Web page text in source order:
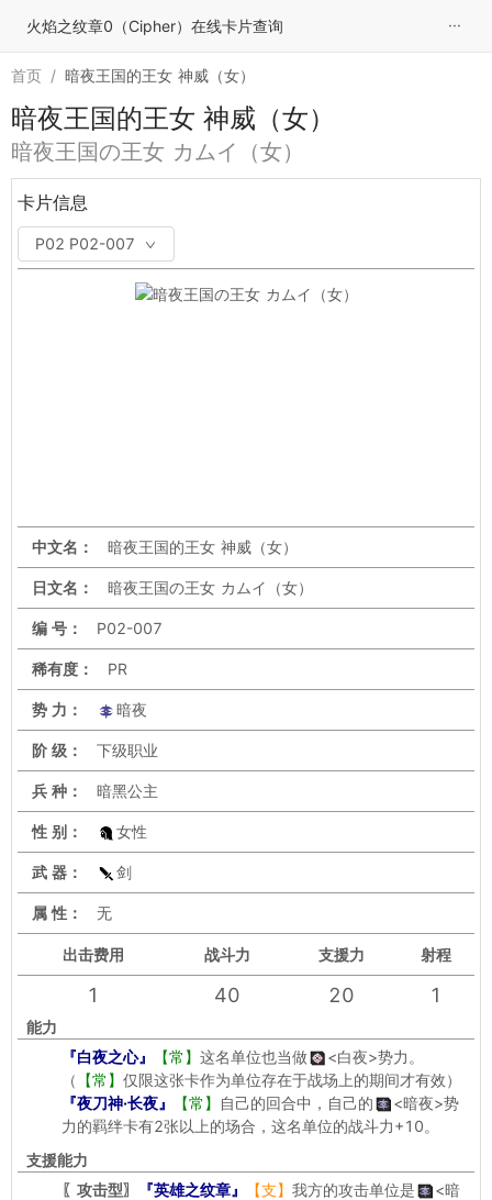
火焰之纹章0（Cipher）在线卡片查询 ···
首页 / 暗夜王国的王女 神威（女）
暗夜王国的王女 神威（女）
暗夜王国の王女 カムイ（女）
卡片信息
P02 P02-007
中文名： 暗夜王国的王女 神威（女）
日文名： 暗夜王国の王女 カムイ（女）
编 号： P02-007
稀有度： PR
势 力： 暗夜
阶 级： 下级职业
兵 种： 暗黑公主
性 别： 女性
武 器： 剑
属 性： 无
出击费用 战斗力 支援力 射程
1 40 20 1
能力
『白夜之心』
【常】 这名单位也当做 <白夜>势力。
（
【常】 仅限这张卡作为单位存在于战场上的期间才有效）
『夜刀神·长夜』
【常】 自己的回合中，自己的 <暗夜>势
力的羁绊卡有2张以上的场合，这名单位的战斗力+10。
支援能力
〖攻击型〗
『英雄之纹章』 【支】 我方的攻击单位是
<暗